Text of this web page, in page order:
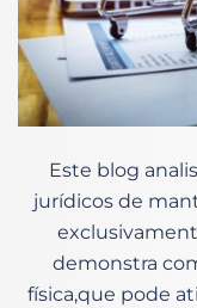
Este blog
jurídicos de
demonstra
física,que pode